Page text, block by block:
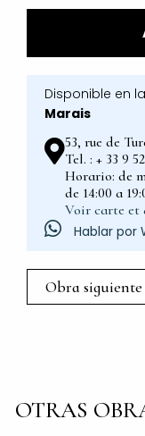
Disponible en
Marais
53, rue de
Tel. : + 33 9
Horario: de
de 14:00 a
Voir carte et
Hablar por
Obra siguiente
OTRAS